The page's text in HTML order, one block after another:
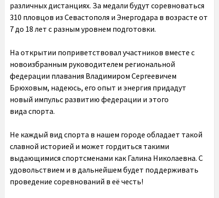
различных дистанциях. За медали будут соревноваться
310 пловцов из Севастополя и Энергодара в возрасте от
7 до 18 лет с разным уровнем подготовки.
На открытии поприветствовал участников вместе с
новоизбранным руководителем региональной
федерации плавания Владимиром Сергеевичем
Брюховым, надеюсь, его опыт и энергия придадут
новый импульс развитию федерации и этого
вида спорта.
Не каждый вид спорта в нашем городе обладает такой
славной историей и может гордиться такими
выдающимися спортсменами как Галина Николаевна. С
удовольствием и в дальнейшем будет поддерживать
проведение соревнований в её честь!